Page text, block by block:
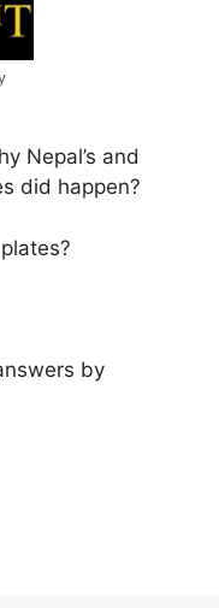
Nepal’s and
did happen?
by